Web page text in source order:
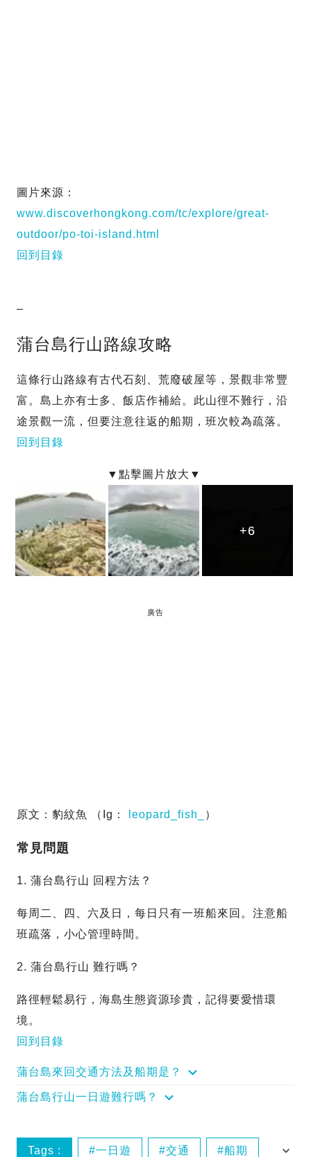
圖片來源：
www.discoverhongkong.com/tc/explore/great-
outdoor/po-toi-island.html
回到目錄
–
蒲台島行山路線攻略
這條行山路線有古代石刻、荒廢破屋等，景觀非常豐
富。島上亦有士多、飯店作補給。此山徑不難行，沿
途景觀一流，但要注意往返的船期，班次較為疏落。
回到目錄
+6
+6
+6
廣告
原文：豹紋魚 （Ig： leopard_fish_ ）
常見問題
1. 蒲台島行山 回程方法？
每周二、四、六及日，每日只有一班船來回。注意船
班疏落，小心管理時間。
2. 蒲台島行山 難行嗎？
路徑輕鬆易行，海島生態資源珍貴，記得要愛惜環
境。
回到目錄
蒲台島來回交通方法及船期是？
蒲台島行山一日遊難行嗎？
Tags : 一日遊 交通 船期